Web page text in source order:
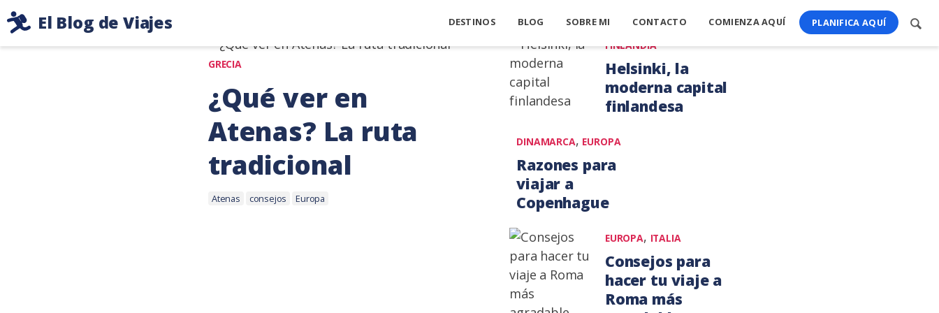
al
contenido
El Blog de Viajes
Consejos
DESTINOS BLOG SOBRE MI CONTACTO COMIENZA AQUÍ PLANIFICA AQUÍ
GRECIA
¿Qué ver en
Atenas? La ruta
tradicional
20
Etiquetas:
Atenas consejos Europa
FINLANDIA
Helsinki, la
moderna capital
finlandesa
agosto,
2015
DINAMARCA, EUROPA
Razones para
viajar a
Copenhague
1
abril,
2013
EUROPA, ITALIA
Consejos para
hacer tu viaje a
Roma más